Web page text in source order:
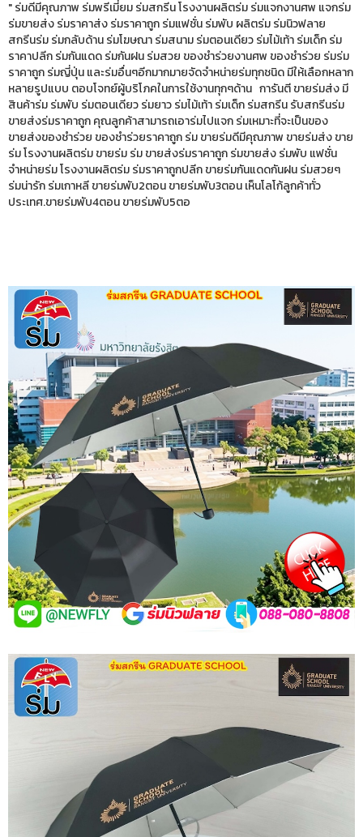
" ร่มดีมีคุณภาพ ร่มพรีเมี่ยม ร่มสกรีน โรงงานผลิตร่ม ร่มแจกงานศพ แจกร่ม
ร่มขายส่ง ร่มราคาส่ง ร่มราคาถูก ร่มแฟชั่น ร่มพับ ผลิตร่ม ร่มนิวฟลาย
สกรีนร่ม ร่มกลับด้าน ร่มโฆษณา ร่มสนาม ร่มตอนเดียว ร่มไม้เท้า ร่มเด็ก ร่ม
ราคาปลีก ร่มกันแดด ร่มกันฝน ร่มสวย ของชำร่วยงานศพ ของชำร่วย ร่มร่ม
ราคาถูก ร่มญี่ปุ่น และร่มอื่นๆอีกมากมายจัดจำหน่ายร่มทุกชนิด มีให้เลือกหลาก
หลายรูปแบบ ตอบโจทย์ผู้บริโภคในการใช้งานทุกๆด้าน การันตี ขายร่มส่ง มี
สินค้าร่ม ร่มพับ ร่มตอนเดียว ร่มยาว ร่มไม้เท้า ร่มเด็ก ร่มสกรีน รับสกรีนร่ม
ขายส่งร่มราคาถูก คุณลูกค้าสามารถเอาร่มไปแจก ร่มเหมาะที่จะเป็นของ
ขายส่งของชำร่วย ของชำร่วยราคาถูก ร่ม ขายร่มดีมีคุณภาพ ขายร่มส่ง ขาย
ร่ม โรงงานผลิตร่ม ขายร่ม ร่ม ขายส่งร่มราคาถูก ร่มขายส่ง ร่มพับ แฟชั่น
จำหน่ายร่ม โรงงานผลิตร่ม ร่มราคาถูกปลีก ขายร่มกันแดดกันฝน ร่มสวยๆ
ร่มน่ารัก ร่มเกาหลี ขายร่มพับ2ตอน ขายร่มพับ3ตอน เห็นโลโก้ลูกค้าทั่ว
ประเทศ.ขายร่มพับ4ตอน ขายร่มพับ5ตอ